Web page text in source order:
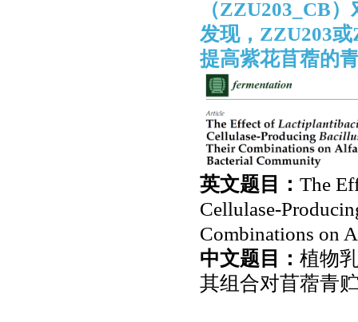
（ZZU203_CB）
发现， ZZU203或
提高紫花苜蓿的
英文题目： The
Cellulase-
Combinations on
中文题目： 植物
其组合对苜蓿青